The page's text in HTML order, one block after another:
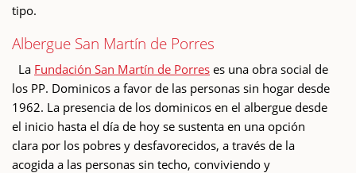
tipo.
Albergue San Martín de Porres
La Fundación San Martín de Porres es una obra social de
los PP. Dominicos a favor de las personas sin hogar desde
1962. La presencia de los dominicos en el albergue desde
el inicio hasta el día de hoy se sustenta en una opción
clara por los pobres y desfavorecidos, a través de la
acogida a las personas sin techo, conviviendo y